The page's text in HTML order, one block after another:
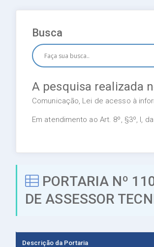
Busca
A pesquisa realizada
Comunicação, Lei de acesso à
Em atendimento ao Art. 8º, §3º, I,
PORTARIA Nº
DE ASSESSOR
Descrição da Portaria